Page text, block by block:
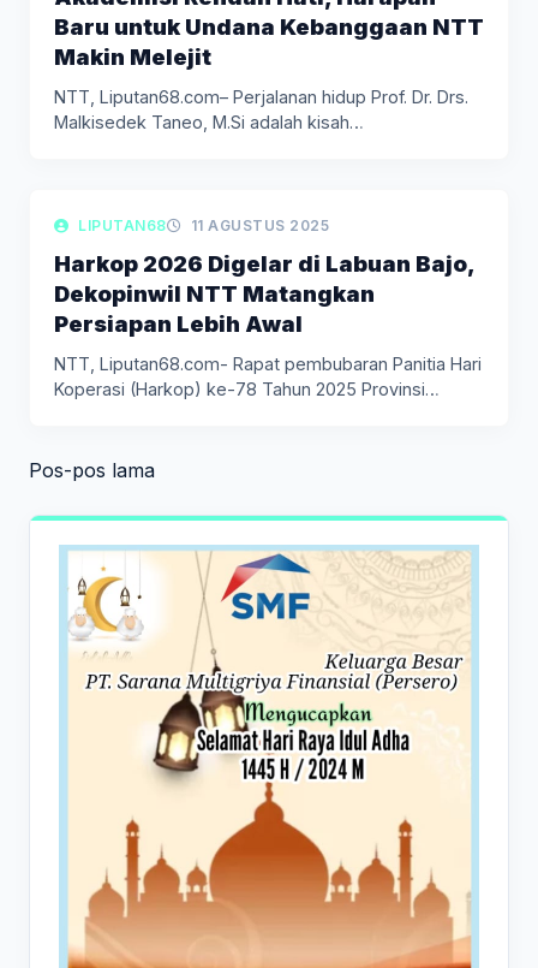
Baru untuk Undana Kebanggaan NTT
Makin Melejit
NTT, Liputan68.com– Perjalanan hidup Prof. Dr. Drs.
Malkisedek Taneo, M.Si adalah kisah…
LIPUTAN DAERAH
LIPUTAN68 11 AGUSTUS 2025
Harkop 2026 Digelar di Labuan Bajo,
Dekopinwil NTT Matangkan
Persiapan Lebih Awal
NTT, Liputan68.com- Rapat pembubaran Panitia Hari
Koperasi (Harkop) ke-78 Tahun 2025 Provinsi…
Navigasi
Pos-pos lama